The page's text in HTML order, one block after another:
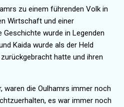
zu einem führenden Volk in
Wirtschaft und einer
wurde in Legenden
Kaida wurde als der Held
hatte und ihren
waren die Oulhamrs immer noch
es war immer noch